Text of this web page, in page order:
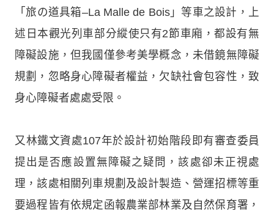
「旅の道具箱–La Malle de Bois」等車之設計，上
述日本觀光列車部分縱使只有2節車廂，都設有無
障礙設施，但我國僅參考美學概念，未借鏡無障礙
規劃，忽略身心障礙者權益，欠缺社會包容性，致
身心障礙者處處受限。
又林鐵文資處107年於設計初始階段即有審查委員
提出是否應設置無障礙之疑問，該處卻未正視處
理，該處相關列車規劃及設計製造、營運招標等重
要過程皆有依規定函報農業部林業及自然保育署，